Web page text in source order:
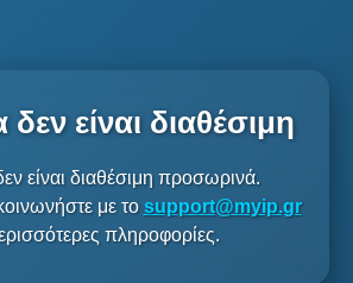
είναι διαθέσιμη
είναι διαθέσιμη προσωρινά.
με το support@myip.gr
πληροφορίες.